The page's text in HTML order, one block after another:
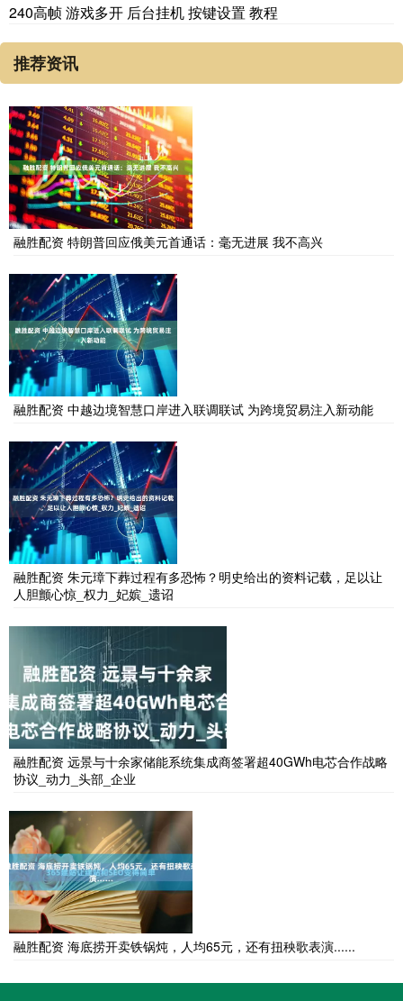
240高帧 游戏多开 后台挂机 按键设置 教程
推荐资讯
融胜配资 特朗普回应俄美元首通话：毫无进展 我不高兴
融胜配资 中越边境智慧口岸进入联调联试 为跨境贸易注入新动能
融胜配资 朱元璋下葬过程有多恐怖？明史给出的资料记载，足以让
人胆颤心惊_权力_妃嫔_遗诏
融胜配资 远景与十余家储能系统集成商签署超40GWh电芯合作战略
协议_动力_头部_企业
融胜配资 海底捞开卖铁锅炖，人均65元，还有扭秧歌表演......